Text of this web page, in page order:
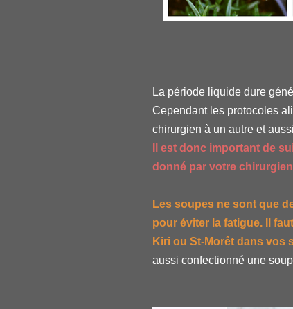
La période liquide dure
Cependant les protocoles
chirurgien à un autre et
Il est donc important de
donné par votre
Les soupes ne sont que
pour éviter la fatigue. Il
Kiri ou St-Morêt dans vos
aussi confectionné une